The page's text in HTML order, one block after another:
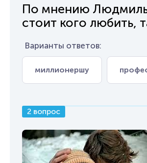
По мнению Людмилы
стоит кого любить,
Варианты ответов:
миллионершу
2 вопрос